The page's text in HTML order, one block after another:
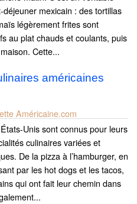
déjeuner mexicain : des tortillas
légèrement frites sont
au plat chauds et coulants, puis
Cette...
américaines
Américaine.com
Unis sont connus pour leurs
culinaires variées et
De la pizza à l’hamburger, en
par les hot dogs et les tacos,
qui ont fait leur chemin dans